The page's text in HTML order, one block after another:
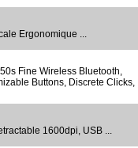
Ergonomique ...
Fine Wireless Bluetooth,
Buttons, Discrete Clicks,
1600dpi, USB ...